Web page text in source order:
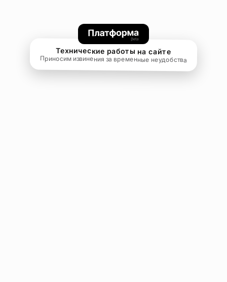
Технические работы на сайте
Приносим извинения за временные неудобства